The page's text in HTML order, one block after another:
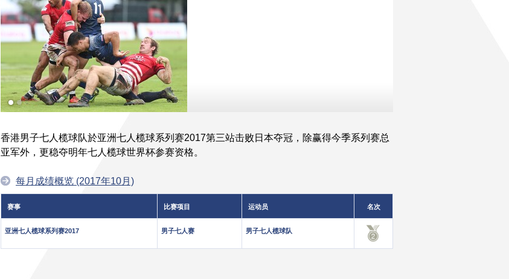
香港男子七人榄球队於亚洲七人榄球系列赛2017第三站击败日本夺冠，除赢得今季系列赛总
亚军外，更稳夺明年七人榄球世界杯参赛资格。
每月成绩概览 (2017年10月)
赛事 比赛项目 运动员 名次
亚洲七人榄球系列赛2017 男子七人赛 男子七人榄球队